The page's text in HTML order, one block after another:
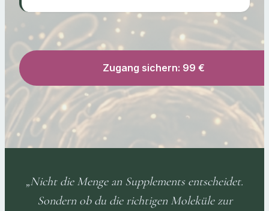
Zugang sichern: 99 €
„Nicht die Menge an Supplements entscheidet.
Sondern ob du die richtigen Moleküle zur